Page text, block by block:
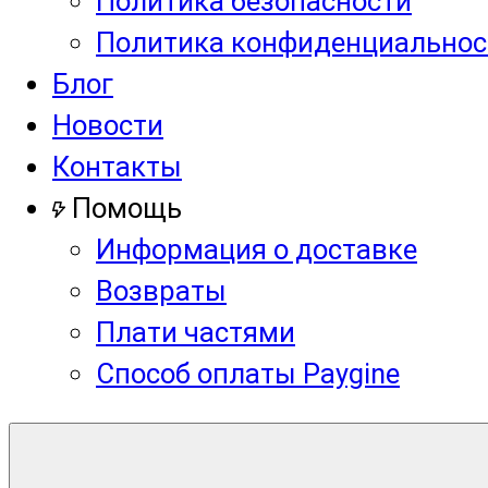
Политика
Блог
Новости
Контакты
Помощь
Информация о доставке
Возвраты
Плати частями
Способ оплаты Paygine